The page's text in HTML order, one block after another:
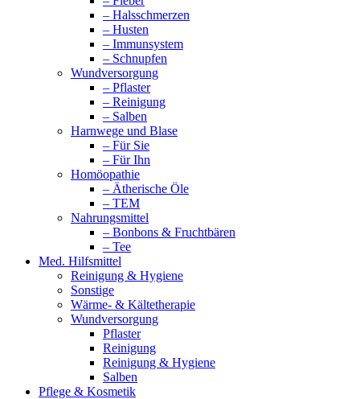
– Halsschmerzen
– Husten
– Immunsystem
– Schnupfen
Wundversorgung
– Pflaster
– Reinigung
– Salben
Harnwege und Blase
– Für Sie
– Für Ihn
Homöopathie
– Ätherische Öle
– TEM
Nahrungsmittel
– Bonbons & Fruchtbären
– Tee
Med. Hilfsmittel
Reinigung & Hygiene
Sonstige
Wärme- & Kältetherapie
Wundversorgung
Pflaster
Reinigung
Reinigung & Hygiene
Salben
Pflege & Kosmetik